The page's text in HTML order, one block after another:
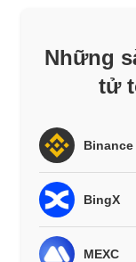
Những
tử
Binance
BingX
MEXC